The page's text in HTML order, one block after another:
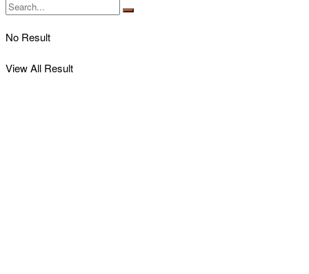
No Result
View All Result